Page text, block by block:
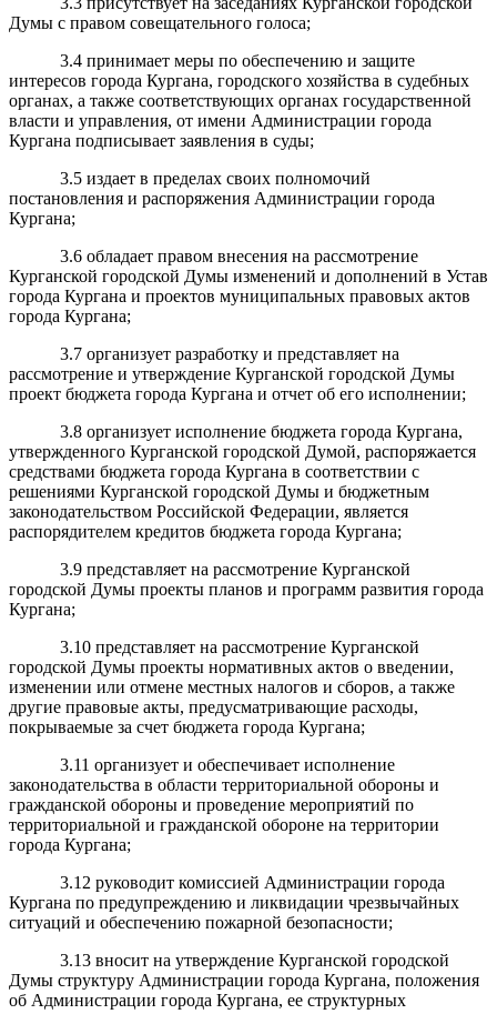
Думы с правом совещательного голоса;
3.4 принимает меры по обеспечению и защите
интересов города Кургана, городского хозяйства в судебных
органах, а также соответствующих органах государственной
власти и управления, от имени Администрации города
Кургана подписывает заявления в суды;
3.5 издает в пределах своих полномочий
постановления и распоряжения Администрации города
Кургана;
3.6 обладает правом внесения на рассмотрение
Курганской городской Думы изменений и дополнений в Устав
города Кургана и проектов муниципальных правовых актов
города Кургана;
3.7 организует разработку и представляет на
рассмотрение и утверждение Курганской городской Думы
проект бюджета города Кургана и отчет об его исполнении;
3.8 организует исполнение бюджета города Кургана,
утвержденного Курганской городской Думой, распоряжается
средствами бюджета города Кургана в соответствии с
решениями Курганской городской Думы и бюджетным
законодательством Российской Федерации, является
распорядителем кредитов бюджета города Кургана;
3.9 представляет на рассмотрение Курганской
городской Думы проекты планов и программ развития города
Кургана;
3.10 представляет на рассмотрение Курганской
городской Думы проекты нормативных актов о введении,
изменении или отмене местных налогов и сборов, а также
другие правовые акты, предусматривающие расходы,
покрываемые за счет бюджета города Кургана;
3.11 организует и обеспечивает исполнение
законодательства в области территориальной обороны и
гражданской обороны и проведение мероприятий по
территориальной и гражданской обороне на территории
города Кургана;
3.12 руководит комиссией Администрации города
Кургана по предупреждению и ликвидации чрезвычайных
ситуаций и обеспечению пожарной безопасности;
3.13 вносит на утверждение Курганской городской
Думы структуру Администрации города Кургана, положения
об Администрации города Кургана, ее структурных